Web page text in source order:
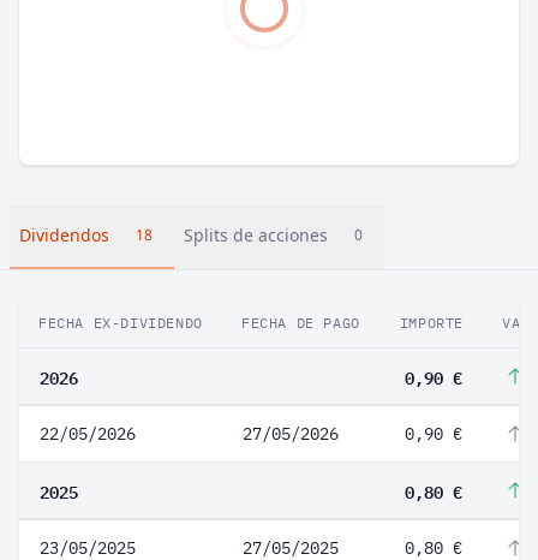
Dividendos 18 Splits de acciones 0
FECHA EX-DIVIDENDO FECHA DE PAGO IMPORTE
2026 0,90 €
22/05/2026 27/05/2026 0,90 €
2025 0,80 €
23/05/2025 27/05/2025 0,80 €